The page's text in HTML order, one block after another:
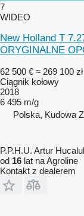
7
WIDEO
New Holland T
ORYGINALNE
62 500 € ≈ 269 100 zł
Ciągnik kołowy
2018
6 495 m/g
Polska, Kudowa
P.P.H.U. Artur
od 16 lat na Agroline
Kontakt z dealerem